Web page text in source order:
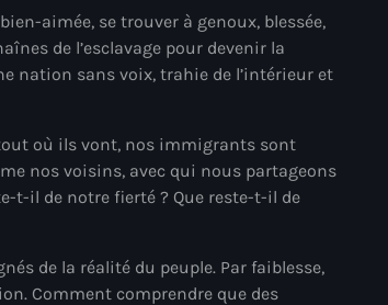
#NouPaKaTannAnkò
#Woyyycolumn
1937 parsley massacre
2024 election
2024 Paris Olympics
aimée, se trouver à genoux, blessée,
de l’esclavage pour devenir la
nation sans voix, trahie de l’intérieur et
où ils vont, nos immigrants sont
nos voisins, avec qui nous partageons
t-il de notre fierté ? Que reste-t-il de
de la réalité du peuple. Par faiblesse,
Comment comprendre que des